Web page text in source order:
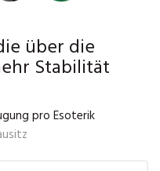
über die
Stabilität
pro Esoterik